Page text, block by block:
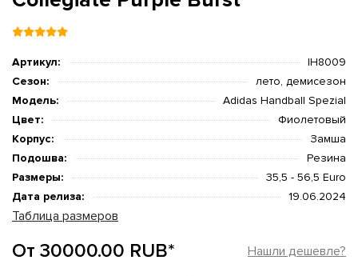
Артикул:
IH8009
Сезон:
лето, демисезон
Модель:
Adidas Handball Spezial
Цвет:
Фиолетовый
Корпус:
Замша
Подошва:
Резина
Размеры:
35,5 - 56,5 Euro
Дата релиза:
19.06.2024
Таблица размеров
От 30000.00 RUB* Нашли дешевле?